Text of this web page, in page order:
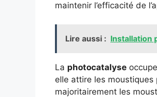
maintenir l’efficacité de
Lire aussi : Installation
La photocatalyse
elle attire les
majoritairement les